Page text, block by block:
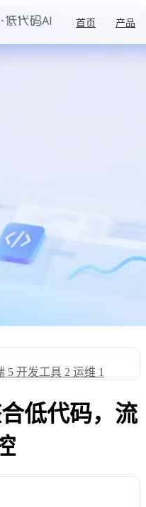
首页 产品
5 开发工具 2 运维 1
低代码，流